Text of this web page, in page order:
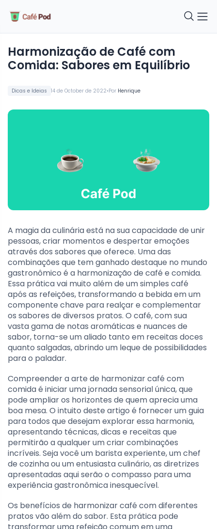
Dicas e Ideias 14 de October de 2022•Por Henrique
Harmonização de Café com
Comida: Sabores em Equilíbrio
A magia da culinária está na sua capacidade de unir
pessoas, criar momentos e despertar emoções
através dos sabores que oferece. Uma das
combinações que tem ganhado destaque no mundo
gastronômico é a harmonização de café e comida.
Essa prática vai muito além de um simples café
após as refeições, transformando a bebida em um
componente chave para realçar e complementar
os sabores de diversos pratos. O café, com sua
vasta gama de notas aromáticas e nuances de
sabor, torna-se um aliado tanto em receitas doces
quanto salgadas, abrindo um leque de possibilidades
para o paladar.
Compreender a arte de harmonizar café com
comida é iniciar uma jornada sensorial única, que
pode ampliar os horizontes de quem aprecia uma
boa mesa. O intuito deste artigo é fornecer um guia
para todos que desejam explorar essa harmonia,
apresentando técnicas, dicas e receitas que
permitirão a qualquer um criar combinações
incríveis. Seja você um barista experiente, um chef
de cozinha ou um entusiasta culinário, as diretrizes
apresentadas aqui serão o compasso para uma
experiência gastronômica inesquecível.
Os benefícios de harmonizar café com diferentes
pratos vão além do sabor. Esta prática pode